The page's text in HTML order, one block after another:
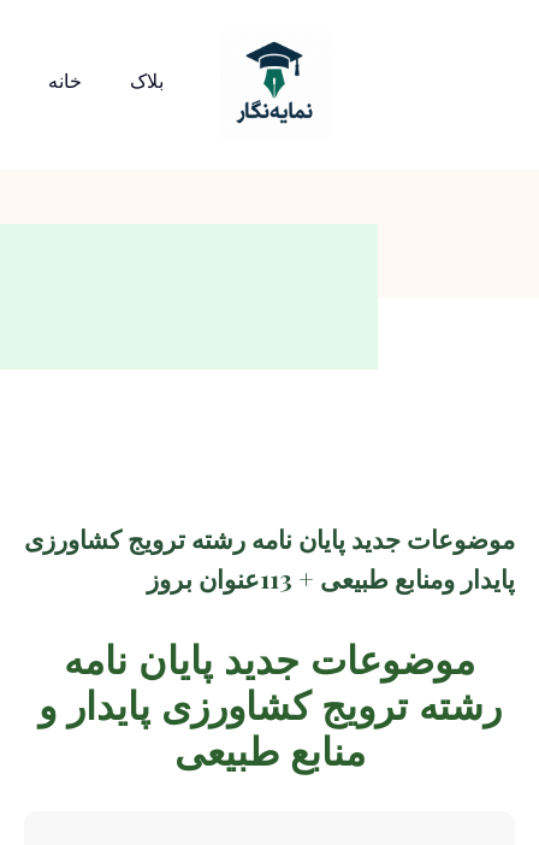
خانه بلاک
موضوعات جدید پایان نامه رشته ترویج کشاورزی
پایدار ومنابع طبیعی + 113عنوان بروز
موضوعات جدید پایان نامه
رشته ترویج کشاورزی پایدار و
منابع طبیعی